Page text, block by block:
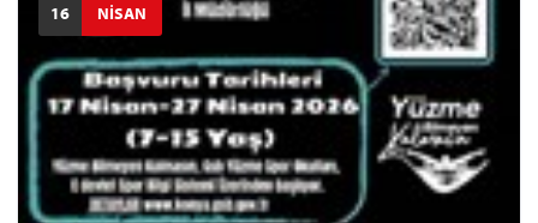
16 NİSAN